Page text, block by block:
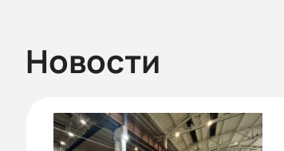
Новости